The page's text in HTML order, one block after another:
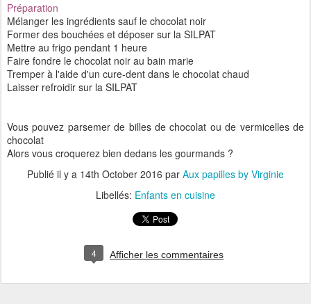
Préparation
Mélanger les ingrédients sauf le chocolat noir
Former des bouchées et déposer sur la SILPAT
Mettre au frigo pendant 1 heure
Faire fondre le chocolat noir au bain marie
Tremper à l'aide d'un cure-dent dans le chocolat chaud
Laisser refroidir sur la SILPAT
Vous pouvez parsemer de billes de chocolat ou de vermicelles de
chocolat
Alors vous croquerez bien dedans les gourmands ?
Publié il y a 14th October 2016 par Aux papilles by Virginie
Libellés: Enfants en cuisine
4 Afficher les commentaires